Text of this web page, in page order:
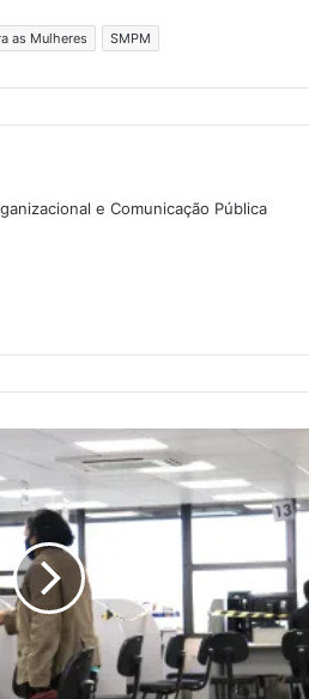
as Mulheres SMPM
e Comunicação Pública